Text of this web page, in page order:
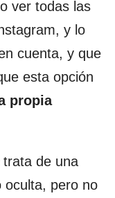
ver todas las
y lo
cuenta, y que
esta opción
propia
de una
oculta, pero no